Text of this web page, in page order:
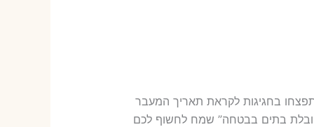
בחגיגות לקראת תאריך המעבר
בתים בבטחה” שמח לחשוף לכם